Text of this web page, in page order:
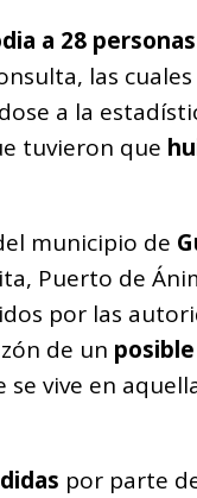
a 28
las
a la
tuvieron que
municipio de
Puerto de
por las
de un posible
se vive en
por parte